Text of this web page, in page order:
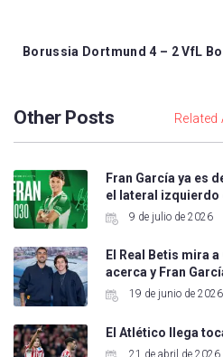
Borussia Dortmund 4 – 2 VfL
Other Posts Related
Fran García ya es
el lateral izquierdo
9 de julio de 2026
El Real Betis mira
acerca y Fran
19 de junio de 2026
El Atlético llega
21 de abril de 2026